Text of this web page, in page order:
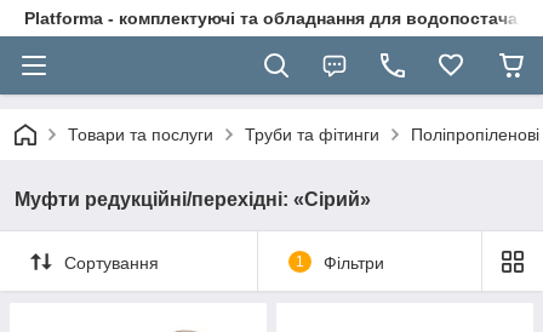
Platforma - комплектуючі та обладнання для
Товари та послуги Труби та фітинги
Муфти редукційні/перехідні: «Сірий»
Сортування 1 Фільтри